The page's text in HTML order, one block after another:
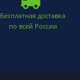
Бесплатная доставка
по всей России